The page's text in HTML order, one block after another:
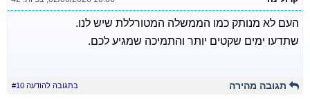
העם לא מנותק כמו הממשלה המטורללת שיש לנו.
שתדעו ימים שקטים יותר והתמיכה שמגיע לכם.
תגובה מהירה בתגובה להודעה #10